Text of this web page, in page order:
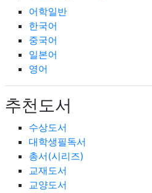
어학일반
한국어
중국어
일본어
영어
추천도서
수상도서
대학생필독서
총서(시리즈)
교재도서
교양도서